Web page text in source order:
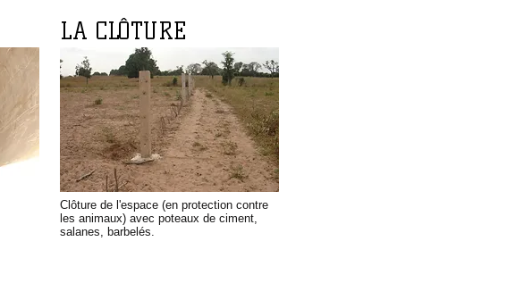
LA CLÔTURE
I'm a paragraph. Click here to add your
own text and edit me. It’s easy. Just click
“Edit Text” or double click me and you can
start adding your own content and make
changes to the font. I’m a great place for
you to tell a story and let your users know
a little more about you.
Clôture de l'espace (en protection contre
les animaux) avec poteaux de ciment,
salanes, barbelés.